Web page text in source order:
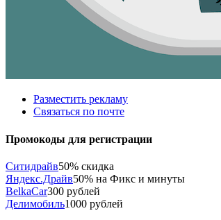
Разместить рекламу
Связаться по почте
Промокоды для регистрации
Ситидрайв50% скидка
Яндекс.Драйв50% на Фикс и минуты
BelkaCar300 рублей
Делимобиль1000 рублей